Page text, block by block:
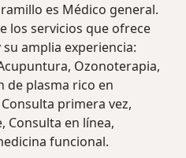
es Médico general.
los servicios que ofrece
amplia experiencia:
Ozonoterapia,
de plasma rico en
primera vez,
Consulta en línea,
funcional.